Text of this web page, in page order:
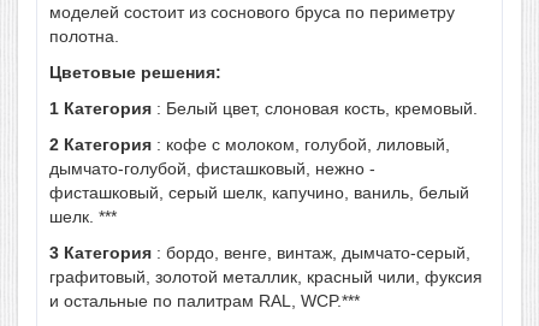
моделей состоит из соснового бруса по периметру
полотна.
Цветовые решения:
1 Категория : Белый цвет, слоновая кость, кремовый.
2 Категория : кофе с молоком, голубой, лиловый,
дымчато-голубой, фисташковый, нежно -
фисташковый, серый шелк, капучино, ваниль, белый
шелк. ***
3 Категория : бордо, венге, винтаж, дымчато-серый,
графитовый, золотой металлик, красный чили, фуксия
и остальные по палитрам RAL, WCP.***